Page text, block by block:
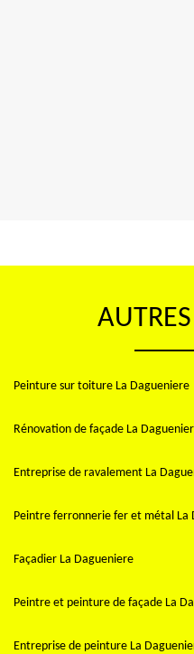
Peinture sur toiture La Dagueniere
Rénovation de façade La
Entreprise de ravalement La
Peintre ferronnerie fer et métal La
Façadier La Dagueniere
Peintre et peinture de façade La
Entreprise de peinture La